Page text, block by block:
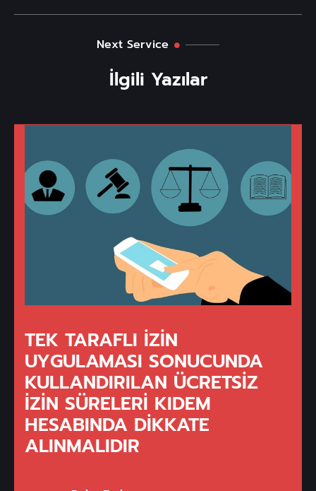
Next Service
İlgili Yazılar
TEK TARAFLI İZIN
UYGULAMASI SONUCUNDA
KULLANDIRILAN ÜCRETSIZ
İZIN SÜRELERI KIDEM
HESABINDA DIKKATE
ALINMALIDIR